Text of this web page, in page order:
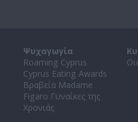
Ψυχαγωγία
Roaming Cyprus
Cyprus Eating Awards
Βραβεία Madame
Figaro Γυναίκες της
Χρονιάς